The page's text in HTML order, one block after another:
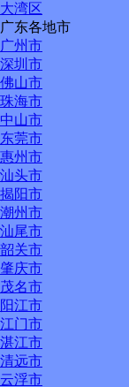
大湾区
广东各地市
广州市
深圳市
佛山市
珠海市
中山市
东莞市
惠州市
汕头市
揭阳市
潮州市
汕尾市
韶关市
肇庆市
茂名市
阳江市
江门市
湛江市
清远市
云浮市